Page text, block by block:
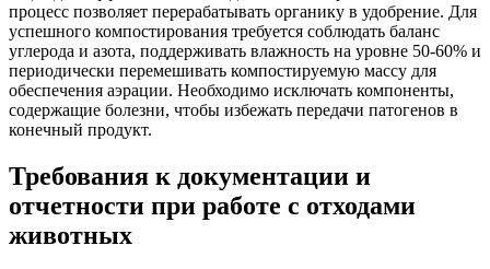
процесс позволяет перерабатывать органику в удобрение. Для
успешного компостирования требуется соблюдать баланс
углерода и азота, поддерживать влажность на уровне 50-60% и
периодически перемешивать компостируемую массу для
обеспечения аэрации. Необходимо исключать компоненты,
содержащие болезни, чтобы избежать передачи патогенов в
конечный продукт.
Требования к документации и
отчетности при работе с отходами
животных